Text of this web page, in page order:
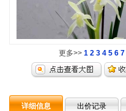
更多>> 1 2 3 4 5 6 7
详细信息 出价记录